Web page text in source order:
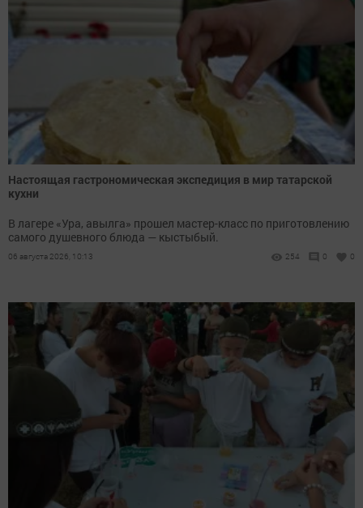
Настоящая гастрономическая экспедиция в мир татарской
кухни
В лагере «Ура, авылга» прошел мастер-класс по приготовлению
самого душевного блюда — кыстыбый.
06 августа 2026, 10:13 254 0 0